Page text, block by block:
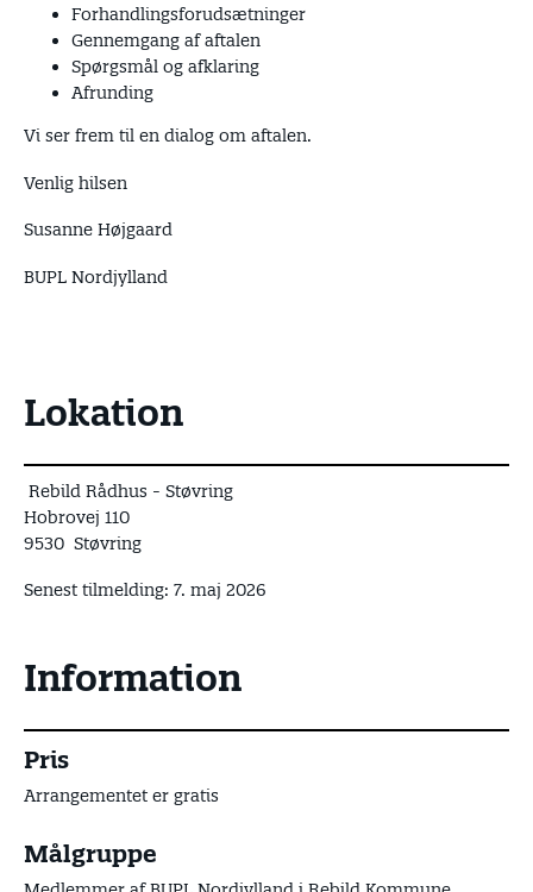
Forhandlingsforudsætninger
Gennemgang af aftalen
Spørgsmål og afklaring
Afrunding
Vi ser frem til en dialog om aftalen.
Venlig hilsen
Susanne Højgaard
BUPL Nordjylland
Lokation
Rebild Rådhus - Støvring
Hobrovej 110
9530 Støvring
Senest tilmelding: 7. maj 2026
Information
Pris
Arrangementet er gratis
Målgruppe